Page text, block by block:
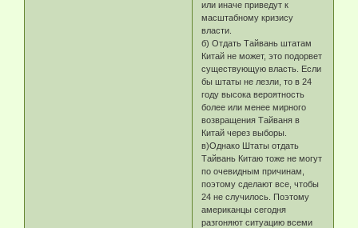
или иначе приведут к
масштабному кризису
власти.
б) Отдать Тайвань штатам
Китай не может, это подорвет
существующую власть. Если
бы штаты не лезли, то в 24
году высока вероятность
более или менее мирного
возвращения Тайваня в
Китай через выборы.
в)Однако Штаты отдать
Тайвань Китаю тоже не могут
по очевидным причинам,
поэтому сделают все, чтобы
24 не случилось. Поэтому
американцы сегодня
разгоняют ситуацию всеми